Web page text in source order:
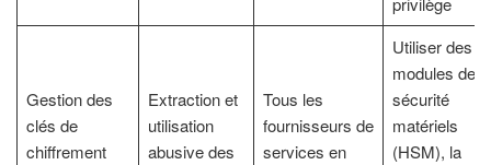
Gestion des
clés de
chiffrement
Extraction et
utilisation
abusive des
Tous les
fournisseurs de
services en
Utiliser des
modules de
sécurité
matériels
(HSM), la